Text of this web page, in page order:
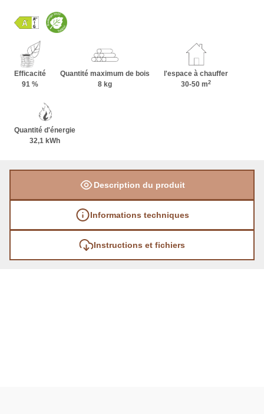
Efficacité
91 %
Quantité maximum de bois
8 kg
l'espace à chauffer
30-50 m2
Quantité d'énergie
32,1 kWh
Description du produit
Informations techniques
Instructions et fichiers